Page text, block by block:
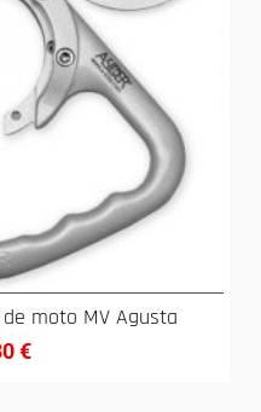
moto MV Agusta
€